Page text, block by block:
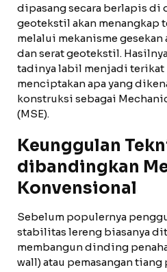
dipasang secara berlapis di
geotekstil akan menangkap
melalui mekanisme gesekan
dan serat geotekstil.
tadinya labil menjadi terikat
menciptakan apa yang
konstruksi sebagai
(MSE).
Keunggulan
dibandingkan
Konvensional
Sebelum populernya
stabilitas lereng biasanya
membangun dinding
wall) atau pemasangan tiang